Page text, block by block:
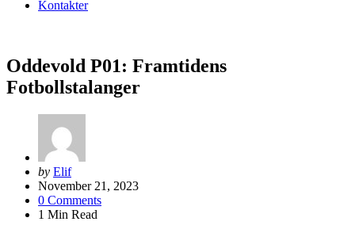
Kontakter
Oddevold P01: Framtidens
Fotbollstalanger
Posted
by
by Elif
November 21, 2023
0 Comments
1 Min Read